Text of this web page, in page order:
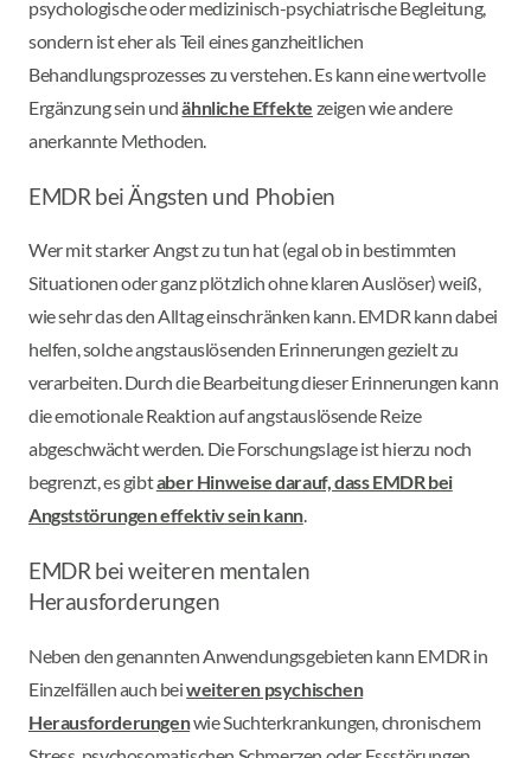
psychologische oder medizinisch-psychiatrische Begleitung,
sondern ist eher als Teil eines ganzheitlichen
Behandlungsprozesses zu verstehen. Es kann eine wertvolle
Ergänzung sein undähnliche Effekte zeigen wie andere
anerkannte Methoden.
EMDR bei Ängsten und Phobien
Wer mit starker Angst zu tun hat (egal ob in bestimmten
Situationen oder ganz plötzlich ohne klaren Auslöser) weiß,
wie sehr das den Alltag einschränken kann. EMDR kann dabei
helfen, solche angstauslösenden Erinnerungen gezielt zu
verarbeiten. Durch die Bearbeitung dieser Erinnerungen kann
die emotionale Reaktion auf angstauslösende Reize
abgeschwächt werden. Die Forschungslage ist hierzu noch
begrenzt, es gibtaber Hinweise darauf, dass EMDR bei
Angststörungen effektiv sein kann.
EMDR bei weiteren mentalen
Herausforderungen
Neben den genannten Anwendungsgebieten kann EMDR in
Einzelfällen auch beiweiteren psychischen
Herausforderungenwie Suchterkrankungen, chronischem